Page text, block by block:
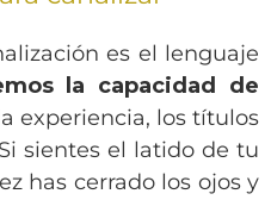
es el lenguaje
la capacidad de
experiencia, los títulos
sientes el latido de tu
has cerrado los ojos y